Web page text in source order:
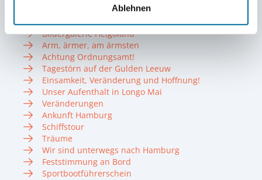
Ablehnen
»Die Gemeinschaft war der Hammer«
Bildergalerie Helgoland
Arm, ärmer, am ärmsten
Achtung Ordnungsamt!
Tagestörn auf der Gulden Leeuw
Einsamkeit, Veränderung und Hoffnung!
Unser Aufenthalt in Longo Mai
Veränderungen
Ankunft Hamburg
Schiffstour
Träume
Wir sind unterwegs nach Hamburg
Feststimmung an Bord
Sportbootführerschein